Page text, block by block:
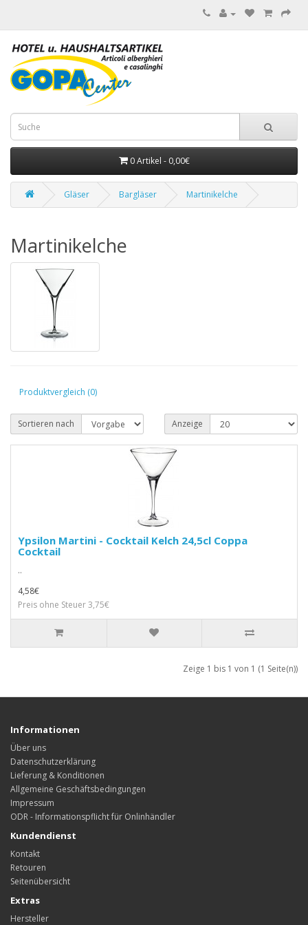
0 Artikel - 0,00€
Gläser Bargläser Martinikelche
Martinikelche
Produktvergleich (0)
Sortieren nach Anzeige
Ypsilon Martini - Cocktail Kelch 24,5cl Coppa
Cocktail
..
4,58€
Preis ohne Steuer 3,75€
Zeige 1 bis 1 von 1 (1 Seite(n))
Informationen
Über uns
Datenschutzerklärung
Lieferung & Konditionen
Allgemeine Geschäftsbedingungen
Impressum
ODR - Informationspflicht für Onlinhändler
Kundendienst
Kontakt
Retouren
Seitenübersicht
Extras
Hersteller